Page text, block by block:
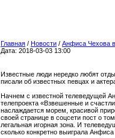
Главная / Новости / Анфиса Чехова
Дата: 2018-03-03 13:00
Известные люди нередко любят
писали об известных певцах и
Начнем с известной телеведущей
телепроекта «Взвешенные и
наслаждается морем, красивой
своей странице в соцсети пост о
легальная игорная зона. И
сколько конкретно выиграла Анфиса